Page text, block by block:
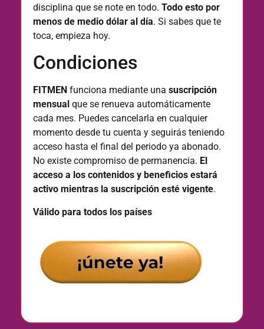
disciplina que se note en todo. Todo esto por
menos de medio dólar al día. Si sabes que te
toca, empieza hoy.
Condiciones
FITMEN funciona mediante una suscripción
mensual que se renueva automáticamente
cada mes. Puedes cancelarla en cualquier
momento desde tu cuenta y seguirás teniendo
acceso hasta el final del periodo ya abonado.
No existe compromiso de permanencia. El
acceso a los contenidos y beneficios estará
activo mientras la suscripción esté vigente.
Válido para todos los países